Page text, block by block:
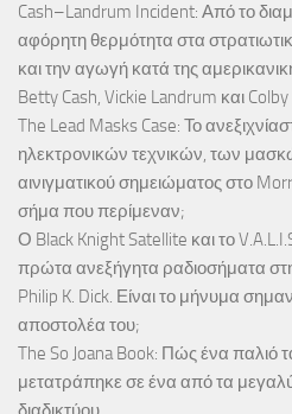
Cash–Landrum Incident: Από το
αφόρητη θερμότητα στα
και την αγωγή κατά της
Betty Cash, Vickie Landrum και
The Lead Masks Case: Το
ηλεκτρονικών τεχνικών, των
αινιγματικού σημειώματος στο
σήμα που περίμεναν;
Ο Black Knight Satellite και το
πρώτα ανεξήγητα ραδιοσήματα
Philip K. Dick. Είναι το μήνυμα
αποστολέα του;
The So Joana Book: Πώς ένα παλιό
μετατράπηκε σε ένα από τα